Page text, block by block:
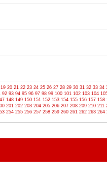
19 20 21 22 23 24 25 26 27 28 29 30 31 32 33 34
92 93 94 95 96 97 98 99 100 101 102 103 104
148 149 150 151 152 153 154 155 156 157 158
201 202 203 204 205 206 207 208 209 210 211
254 255 256 257 258 259 260 261 262 263 264